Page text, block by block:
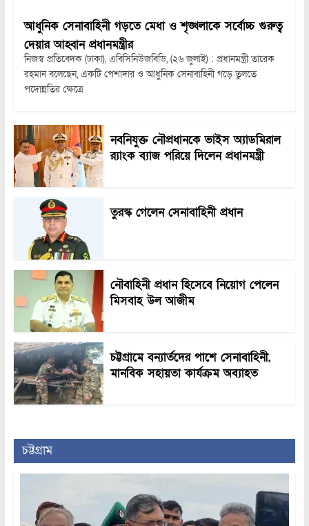
আধুনিক সেনাবাহিনী গড়তে মেধা ও শৃঙ্খলাকে সর্বোচ্চ গুরুত্ব
দেয়ার আহ্বান প্রধানমন্ত্রীর
নিজস্ব প্রতিবেদক (ঢাকা), এবিসিনিউজবিডি, (২৬ জুলাই) : প্রধানমন্ত্রী তারেক
রহমান বলেছেন, একটি পেশাদার ও আধুনিক সেনাবাহিনী গড়ে তুলতে
পদোন্নতির ক্ষেত্রে
নবনিযুক্ত নৌপ্রধানকে ভাইস অ্যাডমিরাল
র‍্যাংক ব্যাজ পরিয়ে দিলেন প্রধানমন্ত্রী
তুরস্ক গেলেন সেনাবাহিনী প্রধান
নৌবাহিনী প্রধান হিসেবে নিয়োগ পেলেন
মিসবাহ উল আজীম
চট্টগ্রামে বন্যার্তদের পাশে সেনাবাহিনী,
মানবিক সহায়তা কার্যক্রম অব্যাহত
চট্টগ্রাম